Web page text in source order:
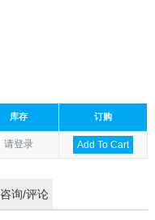
库存 订购
请登录 Add To Cart
咨询/评论